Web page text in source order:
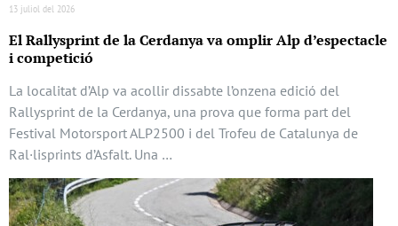
13 juliol del 2026
El Rallysprint de la Cerdanya va omplir Alp d’espectacle
i competició
La localitat d’Alp va acollir dissabte l’onzena edició del
Rallysprint de la Cerdanya, una prova que forma part del
Festival Motorsport ALP2500 i del Trofeu de Catalunya de
Ral·lisprints d’Asfalt. Una …